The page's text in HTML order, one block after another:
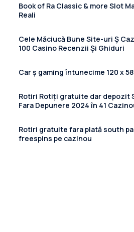
Book of Ra Classic & more Slot
Reali
Cele Măciucă Bune Site-uri Ş
100 Casino Recenzii Și Ghiduri
Car ş gaming întunecime 120 x
Rotiri Rotiți gratuite dar depozit
Fara Depunere 2024 în 41
Rotiri gratuite fara plată south
freespins pe cazinou